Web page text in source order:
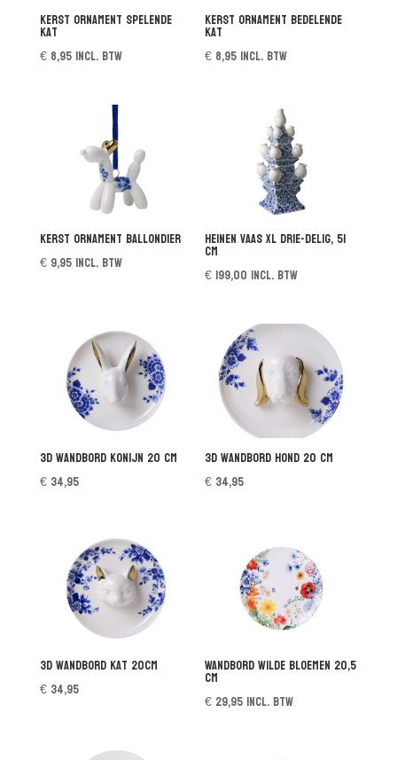
Kerst ornament spelende
kat
€8,95 incl. btw
Kerst ornament bedelende
kat
€ 8,95 incl. btw
Kerst ornament ballondier
€9,95 incl. btw
Heinen vaas XL drie-delig, 51
cm
€ 199,00 incl. btw
3D wandbord Konijn 20 cm
€34,95
3D wandbord hond 20 cm
€ 34,95
3D wandbord Kat 20cm
€34,95
Wandbord Wilde Bloemen 20,5
cm
€ 29,95 incl. btw